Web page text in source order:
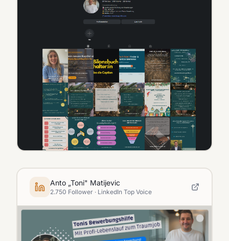
Anto „Toni" Matijevic
2.750 Follower · LinkedIn Top Voice